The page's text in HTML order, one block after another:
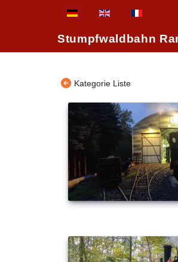
Sprache auswählen
Stumpfwaldbahn
Kategorie Liste